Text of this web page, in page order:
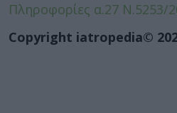
Πληροφορίες α.27 Ν.5253/
Copyright iatropedia©